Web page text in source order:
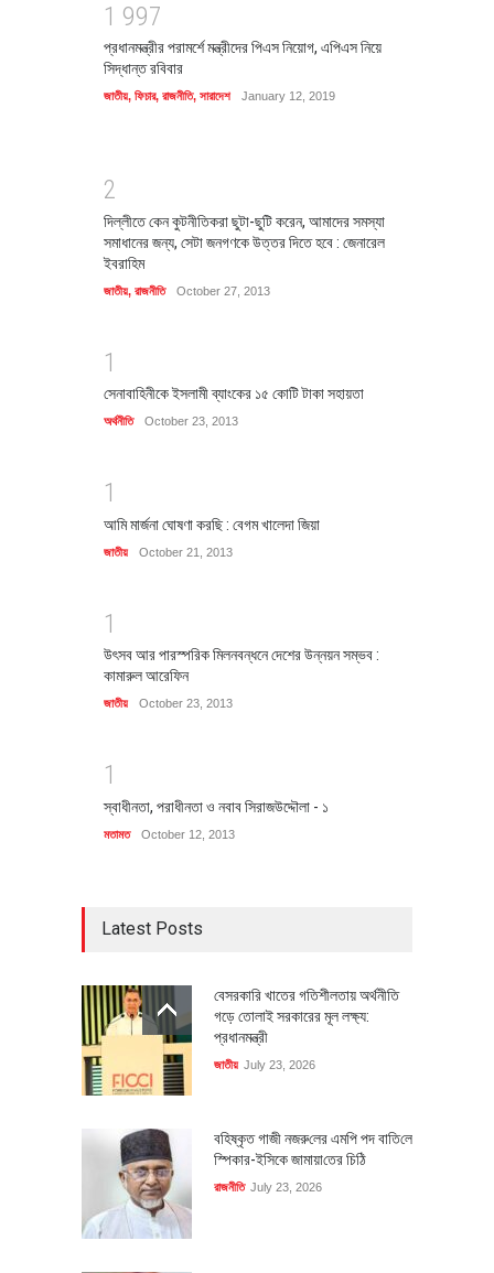
1 997
প্রধানমন্ত্রীর পরামর্শে মন্ত্রীদের পিএস নিয়োগ, এপিএস নিয়ে
সিদ্ধান্ত রবিবার
জাতীয়, ফিচার, রাজনীতি, সারাদেশ January 12, 2019
2
দিল্লীতে কেন কুটনীতিকরা ছুটা-ছুটি করেন, আমাদের সমস্যা
সমাধানের জন্য, সেটা জনগণকে উত্তর দিতে হবে : জেনারেল
ইবরাহিম
জাতীয়, রাজনীতি October 27, 2013
1
সেনাবাহিনীকে ইসলামী ব্যাংকের ১৫ কোটি টাকা সহায়তা
অর্থনীতি October 23, 2013
1
আমি মার্জনা ঘোষণা করছি : বেগম খালেদা জিয়া
জাতীয় October 21, 2013
1
উৎসব আর পারস্পরিক মিলনবন্ধনে দেশের উন্নয়ন সম্ভব :
কামারুল আরেফিন
জাতীয় October 23, 2013
1
স্বাধীনতা, পরাধীনতা ও নবাব সিরাজউদ্দৌলা - ১
মতামত October 12, 2013
Latest Posts
বেসরকারি খাতের গতিশীলতায় অর্থনীতি
গড়ে তোলাই সরকারের মূল লক্ষ্য:
প্রধানমন্ত্রী
জাতীয় July 23, 2026
বহিষ্কৃত গাজী নজরু‌লের এম‌পি পদ বা‌তি‌লে
স্পিকার-ইসিকে জামায়া‌তের চি‌ঠি
রাজনীতি July 23, 2026